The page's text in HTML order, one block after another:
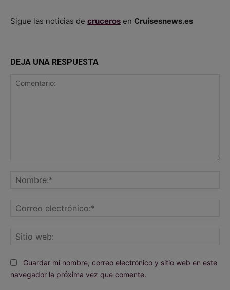
Sigue las noticias de cruceros en Cruisesnews.es
DEJA UNA RESPUESTA
Guardar mi nombre, correo electrónico y sitio web en este
navegador la próxima vez que comente.